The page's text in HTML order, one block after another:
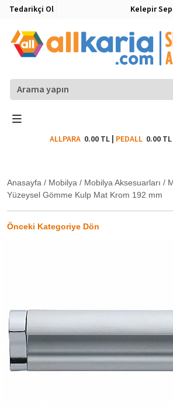
Tedarikçi Ol Kelepir
ALLPARA 0.00 TL| PEDALL 0.00 TL
Anasayfa / Mobilya / Mobilya Aksesuarları /
Yüzeysel Gömme Kulp Mat Krom 192 mm
Önceki Kategoriye Dön